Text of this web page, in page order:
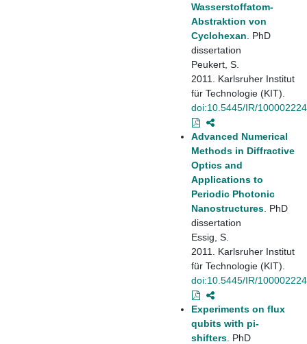
Wasserstoffatom-
Abstraktion von
Cyclohexan . PhD
dissertation
Peukert, S.
2011. Karlsruher Institut
für Technologie (KIT).
doi:10.5445/IR/
Advanced Numerical
Methods in Diffractive
Optics and
Applications to
Periodic Photonic
Nanostructures . PhD
dissertation
Essig, S.
2011. Karlsruher Institut
für Technologie (KIT).
doi:10.5445/IR/
Experiments on flux
qubits with pi-
shifters . PhD